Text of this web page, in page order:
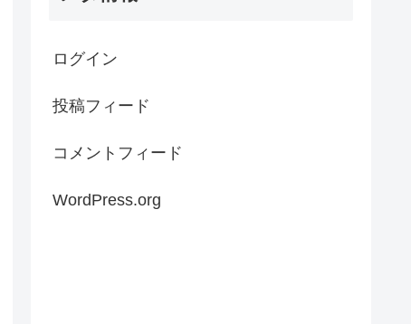
ログイン
投稿フィード
コメントフィード
WordPress.org